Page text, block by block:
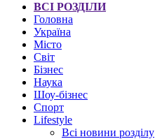
ВСІ РОЗДІЛИ
Головна
Україна
Місто
Світ
Бізнес
Наука
Шоу-бізнес
Спорт
Lifestyle
Всі новини розділу